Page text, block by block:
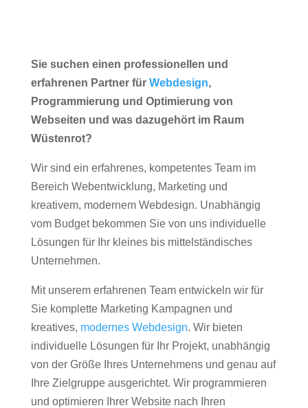
Sie suchen einen professionellen und
erfahrenen Partner für Webdesign,
Programmierung und Optimierung von
Webseiten und was dazugehört im Raum
Wüstenrot?
Wir sind ein erfahrenes, kompetentes Team im
Bereich Webentwicklung, Marketing und
kreativem, modernem Webdesign. Unabhängig
vom Budget bekommen Sie von uns individuelle
Lösungen für Ihr kleines bis mittelständisches
Unternehmen.
Mit unserem erfahrenen Team entwickeln wir für
Sie komplette Marketing Kampagnen und
kreatives, modernes Webdesign. Wir bieten
individuelle Lösungen für Ihr Projekt, unabhängig
von der Größe Ihres Unternehmens und genau auf
Ihre Zielgruppe ausgerichtet. Wir programmieren
und optimieren Ihrer Website nach Ihren